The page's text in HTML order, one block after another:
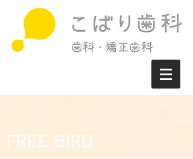
FREE BIRD